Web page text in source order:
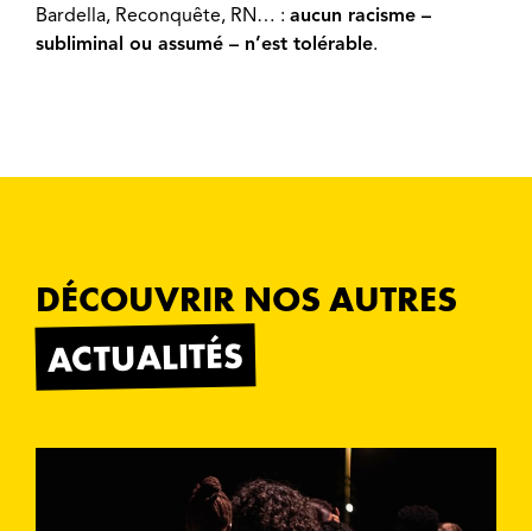
Bardella, Reconquête, RN… : aucun racisme –
subliminal ou assumé – n’est tolérable.
DÉCOUVRIR NOS AUTRES
ACTUALITÉS